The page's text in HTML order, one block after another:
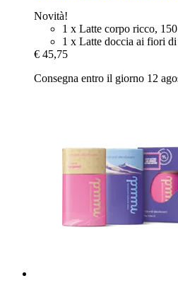
Novità!
1 x Latte corpo ricco,
1 x Latte doccia ai fiori
€ 45,75
Consegna entro il giorno 12